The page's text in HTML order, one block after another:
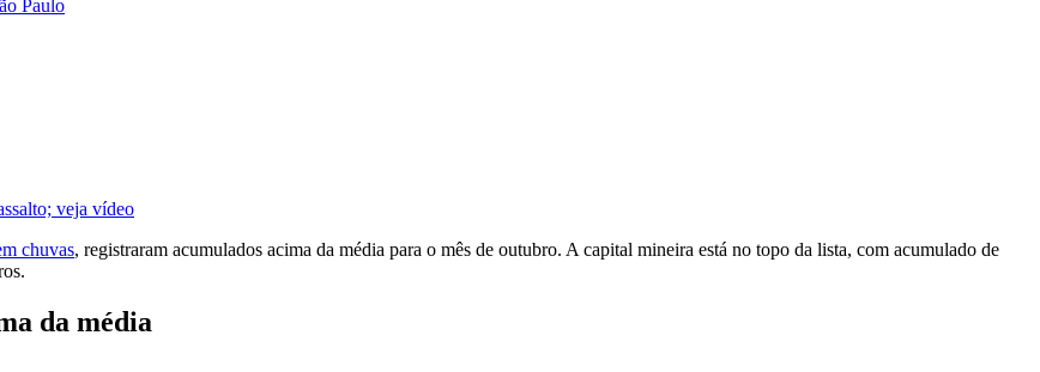
Paulo
veja vídeo
chuvas, registraram acumulados acima da média para o mês de outubro. A capital mineira está no topo da lista, com acumulado de
da média